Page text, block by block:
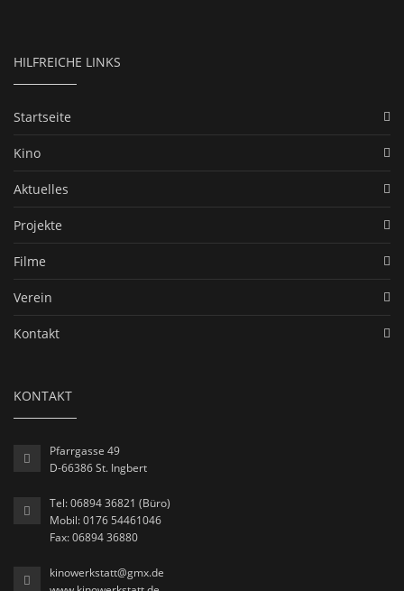
HILFREICHE LINKS
Startseite
Kino
Aktuelles
Projekte
Filme
Verein
Kontakt
KONTAKT
Pfarrgasse 49
D-66386 St. Ingbert
Tel: 06894 36821 (Büro)
Mobil: 0176 54461046
Fax: 06894 36880
kinowerkstatt@gmx.de